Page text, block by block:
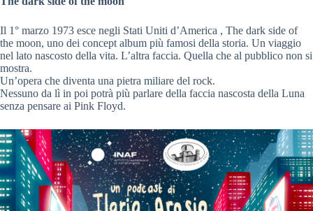
Il 1° marzo 1973 esce negli Stati Uniti d’America , The dark side of
the moon, uno dei concept album più famosi della storia. Un viaggio
nel lato nascosto della vita. L’altra faccia. Quella che al pubblico non si
mostra.
Un’opera che diventa una pietra miliare del rock.
Nessuno da lì in poi potrà più parlare della faccia nascosta della Luna
senza pensare ai Pink Floyd.